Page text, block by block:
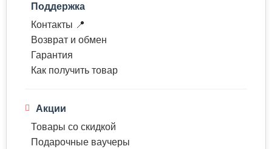
Поддержка
Контакты 📍
Возврат и обмен
Гарантия
Как получить товар
Акции
Товары со скидкой
Подарочные ваучеры